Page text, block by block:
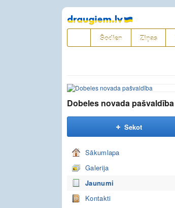
Pāriet
uz
saturu
Šodien Ziņas
Dobeles novada pašvaldība
Sekot
Sākumlapa
Galerija
Jaunumi
Kontakti